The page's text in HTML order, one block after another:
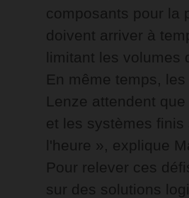
composants pour la
doivent arriver à
limitant les volumes
En même temps,
Lenze attendent
et les systèmes finis
l'heure », explique
Pour relever ces
sur des solutions